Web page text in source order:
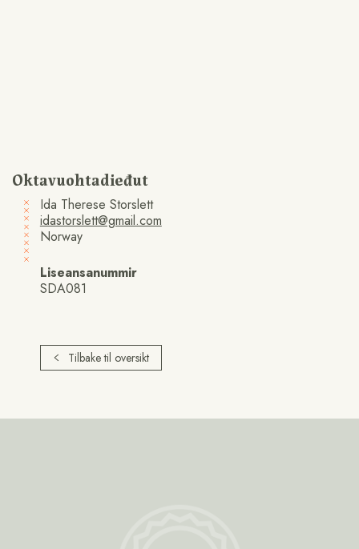
Oktavuohtadieđut
Ida Therese Storslett
idastorslett@gmail.com
Norway
Liseansanummir
SDA081
Tilbake til oversikt